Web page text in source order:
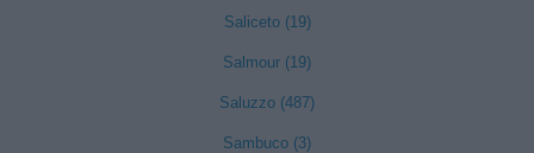
Saliceto (19)
Salmour (19)
Saluzzo (487)
Sambuco (3)